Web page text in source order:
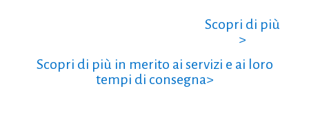
Scopri di più
>
Scopri di più in merito ai servizi e ai loro
tempi di consegna>